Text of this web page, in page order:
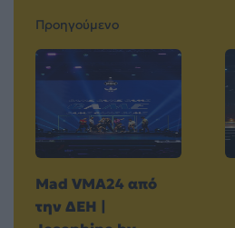
Προηγούμενο
Mad VMA24 από
την ΔΕΗ |